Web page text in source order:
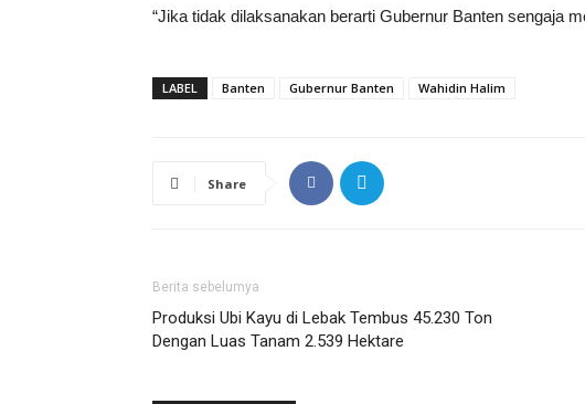
“Jika tidak dilaksanakan berarti Gubernur Banten sengaja
LABEL Banten Gubernur Banten Wahidin Halim
Share
Berita sebelumya
Produksi Ubi Kayu di Lebak Tembus 45.230 Ton
Dengan Luas Tanam 2.539 Hektare